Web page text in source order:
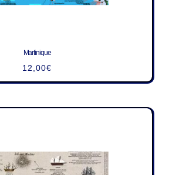
Martinique
12,00€